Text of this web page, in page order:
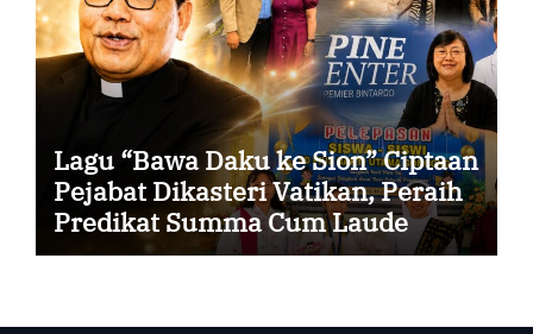
Lagu “Bawa Daku ke Sion” Ciptaan
Pejabat Dikasteri Vatikan, Peraih
Predikat Summa Cum Laude